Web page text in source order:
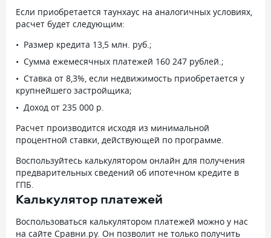
Если приобретается таунхаус на аналогичных условиях,
расчет будет следующим:
Размер кредита 13,5 млн. руб.;
Сумма ежемесячных платежей 160 247 рублей.;
Ставка от 8,3%, если недвижимость приобретается у
крупнейшего застройщика;
Доход от 235 000 р.
Расчет производится исходя из минимальной
процентной ставки, действующей по программе.
Воспользуйтесь калькулятором онлайн для получения
предварительных сведений об ипотечном кредите в
ГПБ.
Калькулятор платежей
Воспользоваться калькулятором платежей можно у нас
на сайте Сравни.ру. Он позволит не только получить